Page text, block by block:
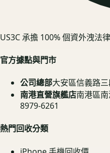
US3C 承擔 100% 個資外洩法
官方據點與門市
公司總部大安區信義路
南港直營旗艦店南港區
8979-6261
熱門回收分類